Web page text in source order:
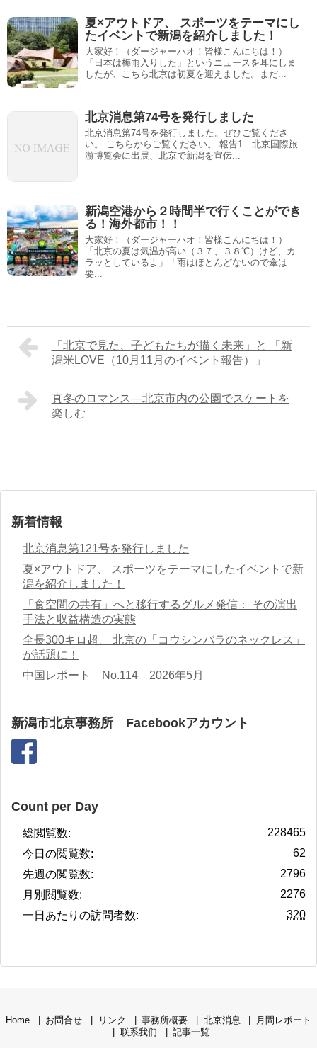
夏×アウトドア、 スポーツをテーマにし
たイベントで新潟を紹介しました！
大家好！（ダージャーハオ！皆様こんにちは！）
「日本は梅雨入りした」というニュースを耳にしま
したが、こちら北京は初夏を迎えました。まだ...
北京消息第74号を発行しました
北京消息第74号を発行しました。ぜひご覧くださ
い。 こちらからご覧ください。 報告1 北京国際旅
游博覧会に出展、北京で新潟を宣伝...
新潟空港から２時間半で行くことができ
る！海外都市！！
大家好！（ダージャーハオ！皆様こんにちは！）
「北京の夏は気温が高い（３７、３８℃）けど、カ
ラッとしているよ」「雨はほとんどないので傘は
要...
「北京で見た、子どもたちが描く未来」と 「新
潟米LOVE（10月11月のイベント報告）」
真冬のロマンス―北京市内の公園でスケートを
楽しむ
新着情報
北京消息第121号を発行しました
夏×アウトドア、 スポーツをテーマにしたイベントで新
潟を紹介しました！
「食空間の共有」へと移行するグルメ発信： その演出
手法と収益構造の実態
全長300キロ超、 北京の「コウシンバラのネックレス」
が話題に！
中国レポート No.114 2026年5月
新潟市北京事務所 Facebookアカウント
Count per Day
228465
総閲覧数:
62
今日の閲覧数:
2796
先週の閲覧数:
2276
月別閲覧数:
320
一日あたりの訪問者数:
Home お問合せ リンク 事務所概要 北京消息
月間レポート
联系我们
記事一覧